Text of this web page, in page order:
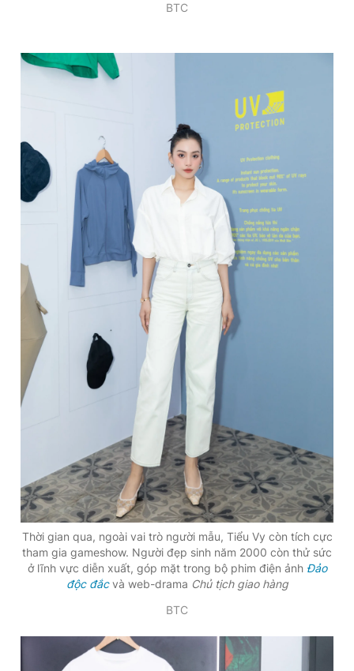
BTC
Thời gian qua, ngoài vai trò người mẫu, Tiểu Vy còn tích cực
tham gia gameshow. Người đẹp sinh năm 2000 còn thử sức
ở lĩnh vực diễn xuất, góp mặt trong bộ phim điện ảnh Đảo
độc đắcvà web-drama Chủ tịch giao hàng
BTC